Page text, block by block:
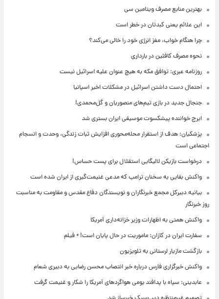
بهترین منابع مصرف ویتامین سی
این علائم یعنی کبدتان در خطر است
چرا هنگام خواب، مغز انرژی خود را خالی می‌کند؟
نحوه مصرف کافئین در بارداری
روزنامه عبری: توافق مکه به هیچ عنوان علیه اسرائیل نیست
احتمال دست داشتن اسرائیل در مشکلات اخیر اسپانیا
جنجال جدید در بازی تیم‌های منصوریان و گل‌محمدی!
ایرج خواننده پیشکسوت موسیقی ایران بستری شد
پزشکیان: هدف از استقرار محله‌محوری افزایش ثبات زندگی، وحدت و انسجام
اجتماعی است
درخواست بازیکن لالیگایی استقلال برای پست حساس!
واکنش بقایی به سخنان ترامپ که مدعی غنیمت‌گیری از ایران شده است
بیانیه دبیرکل مجمع خبرنگاران و نویسندگان دفاع مقدس و مقاومت به مناسبت
روز خبرنگار
واکنش همتی به اظهارات وزیر خزانه‌داری آمریکا
سفارت ایران در کازان: ماموریت در حال پایان است! + فیلم
بازگشت مازیار لرستانی به تلویزیون
واکنش خبرگزاری فارس درباره خبر انتصاب محسن رضایی به دبیری شعام
عابدینی: سپاه با پدافند بومی هواگردهای آمریکا را شکار و غنیمت گرفت